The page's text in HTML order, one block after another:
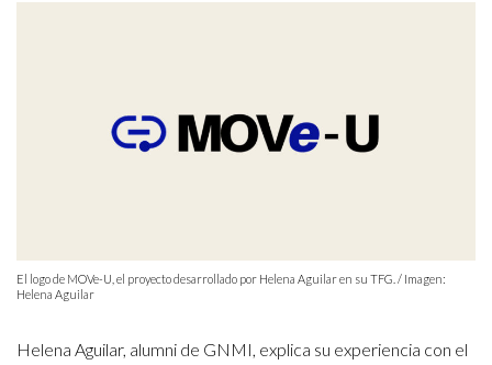
El logo de MOVe-U, el proyecto desarrollado por Helena Aguilar en su TFG. / Imagen:
Helena Aguilar
Helena Aguilar, alumni de GNMI, explica su experiencia con el